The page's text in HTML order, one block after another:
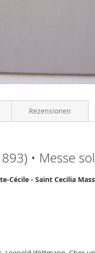
• Messe
Cécile - Saint Cecilia Mass
Rezensionen